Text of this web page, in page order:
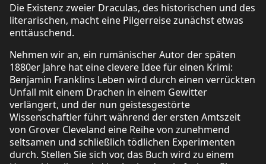
Die Existenz zweier Draculas, des historischen und des
literarischen, macht eine Pilgerreise zunächst etwas
enttäuschend.
Nehmen wir an, ein rumänischer Autor der späten
1880er Jahre hat eine clevere Idee für einen Krimi:
Benjamin Franklins Leben wird durch einen verrückten
Unfall mit einem Drachen in einem Gewitter
verlängert, und der nun geistesgestörte
Wissenschaftler führt während der ersten Amtszeit
von Grover Cleveland eine Reihe von zunehmend
seltsamen und schließlich tödlichen Experimenten
durch. Stellen Sie sich vor, das Buch wird zu einem